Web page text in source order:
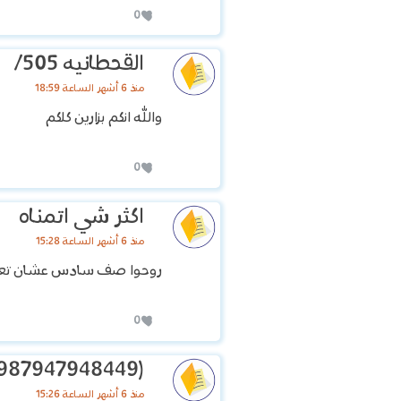
0
القحطانيه 505/
منذ 6 أشهر الساعة 18:59
والله انكم بزارين كلكم
0
اكثر شي اتمناه
منذ 6 أشهر الساعة 15:28
روحوا صف سادس عشان
0
(756474768475844987947948449)
منذ 6 أشهر الساعة 15:26